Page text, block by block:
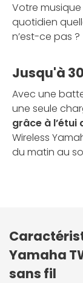
Votre
quotidien
n’est-ce pas ?
Jusqu'à
Avec une
une seule
grâce à l’étui
Wireless
du matin au
Yamaha
sans fil